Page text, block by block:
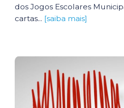
dos Jogos Escolares
cartas... [saiba mais]